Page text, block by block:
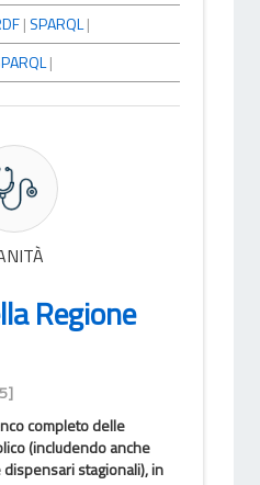
| SPARQL|
|
Regione
completo delle
(includendo anche
stagionali), in